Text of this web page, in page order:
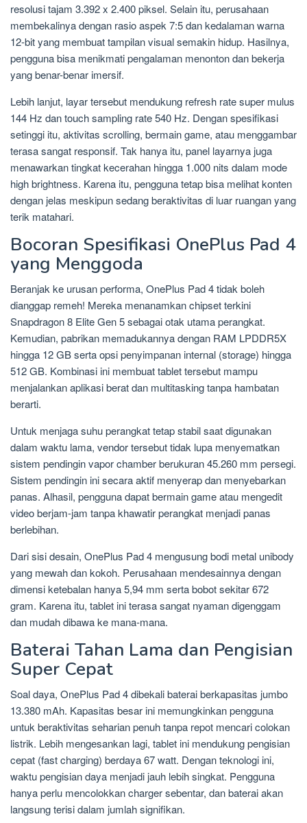
resolusi tajam 3.392 x 2.400 piksel. Selain itu, perusahaan
membekalinya dengan rasio aspek 7:5 dan kedalaman warna
12-bit yang membuat tampilan visual semakin hidup. Hasilnya,
pengguna bisa menikmati pengalaman menonton dan bekerja
yang benar-benar imersif.
Lebih lanjut, layar tersebut mendukung refresh rate super mulus
144 Hz dan touch sampling rate 540 Hz. Dengan spesifikasi
setinggi itu, aktivitas scrolling, bermain game, atau menggambar
terasa sangat responsif. Tak hanya itu, panel layarnya juga
menawarkan tingkat kecerahan hingga 1.000 nits dalam mode
high brightness. Karena itu, pengguna tetap bisa melihat konten
dengan jelas meskipun sedang beraktivitas di luar ruangan yang
terik matahari.
Bocoran Spesifikasi OnePlus Pad 4
yang Menggoda
Beranjak ke urusan performa, OnePlus Pad 4 tidak boleh
dianggap remeh! Mereka menanamkan chipset terkini
Snapdragon 8 Elite Gen 5 sebagai otak utama perangkat.
Kemudian, pabrikan memadukannya dengan RAM LPDDR5X
hingga 12 GB serta opsi penyimpanan internal (storage) hingga
512 GB. Kombinasi ini membuat tablet tersebut mampu
menjalankan aplikasi berat dan multitasking tanpa hambatan
berarti.
Untuk menjaga suhu perangkat tetap stabil saat digunakan
dalam waktu lama, vendor tersebut tidak lupa menyematkan
sistem pendingin vapor chamber berukuran 45.260 mm persegi.
Sistem pendingin ini secara aktif menyerap dan menyebarkan
panas. Alhasil, pengguna dapat bermain game atau mengedit
video berjam-jam tanpa khawatir perangkat menjadi panas
berlebihan.
Dari sisi desain, OnePlus Pad 4 mengusung bodi metal unibody
yang mewah dan kokoh. Perusahaan mendesainnya dengan
dimensi ketebalan hanya 5,94 mm serta bobot sekitar 672
gram. Karena itu, tablet ini terasa sangat nyaman digenggam
dan mudah dibawa ke mana-mana.
Baterai Tahan Lama dan Pengisian
Super Cepat
Soal daya, OnePlus Pad 4 dibekali baterai berkapasitas jumbo
13.380 mAh. Kapasitas besar ini memungkinkan pengguna
untuk beraktivitas seharian penuh tanpa repot mencari colokan
listrik. Lebih mengesankan lagi, tablet ini mendukung pengisian
cepat (fast charging) berdaya 67 watt. Dengan teknologi ini,
waktu pengisian daya menjadi jauh lebih singkat. Pengguna
hanya perlu mencolokkan charger sebentar, dan baterai akan
langsung terisi dalam jumlah signifikan.